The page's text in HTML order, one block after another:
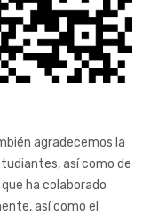
agradecemos la
así como de
ha colaborado
así como el